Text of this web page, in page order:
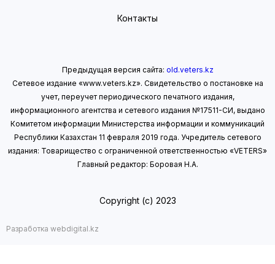
Контакты
Предыдущая версия сайта: old.veters.kz
Сетевое издание «www.veters.kz». Свидетельство о постановке на
учет, переучет периодического печатного издания,
информационного агентства и сетевого издания №17511-СИ, выдано
Комитетом информации Министерства информации и коммуникаций
Республики Казахстан 11 февраля 2019 года. Учредитель сетевого
издания: Товарищество с ограниченной ответственностью «VETERS»
Главный редактор: Боровая Н.А.
Copyright (с) 2023
Разработка webdigital.kz